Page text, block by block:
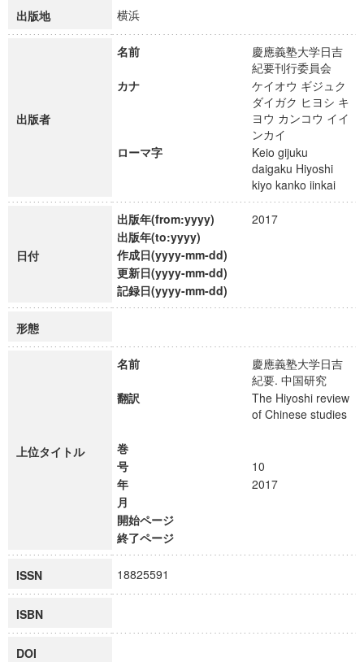
出版地 横浜
出版者
名前
慶應義塾大学日吉
紀要刊行委員会
カナ
ケイオウ ギジュク
ダイガク ヒヨシ キ
ヨウ カンコウ イイ
ンカイ
ローマ字
Keio gijuku
daigaku Hiyoshi
kiyo kanko iinkai
日付
出版年(from:yyyy)
2017
出版年(to:yyyy)
作成日(yyyy-mm-dd)
更新日(yyyy-mm-dd)
記録日(yyyy-mm-dd)
形態
上位タイトル
名前
慶應義塾大学日吉
紀要. 中国研究
翻訳
The Hiyoshi review
of Chinese studies
巻
号
10
年
2017
月
開始ページ
終了ページ
ISSN 18825591
ISBN
DOI